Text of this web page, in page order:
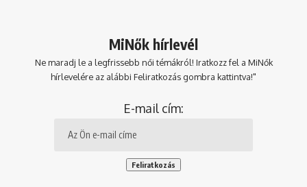
MiNők hírlevél
Ne maradj le a legfrissebb női témákról! Iratkozz fel a MiNők
hírlevelére az alábbi Feliratkozás gombra kattintva!"
E-mail cím: